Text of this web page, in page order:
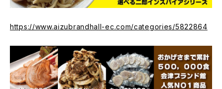
https://www.aizubrandhall-ec.com/categories/5822864